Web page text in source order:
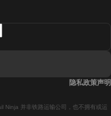
Ninja 并非铁路运输公司，也不拥有或运
隐私政策声明